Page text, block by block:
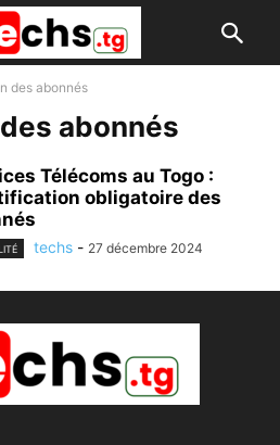
des abonnés
abonnés
Télécoms au Togo :
obligatoire des
techs - 27 décembre 2024